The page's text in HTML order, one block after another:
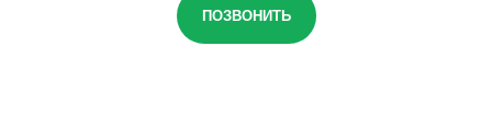
ПОЗВОНИТЬ